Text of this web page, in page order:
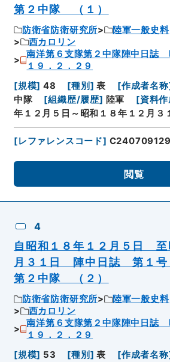
第２中隊 （１）
防衛省防衛研究所 陸軍一般史料
西カロリン
南洋第６支隊第２中隊陣中日誌
１９．２．２９
[規模] 48 [種別 ] 表 [作成者名称
中隊
[組織歴/履歴] 陸軍 [資料
年１２月５日～昭和１８年１２月３
[レファレンスコード]
閲覧
4
自昭和１８年１２月５日 至
月３１日 陣中日誌 第１
第２中隊 （２）
防衛省防衛研究所 陸軍一般史料
西カロリン
南洋第６支隊第２中隊陣中日誌
１９．２．２９
[規模] 53 [種別 ] 表 [作成者名称